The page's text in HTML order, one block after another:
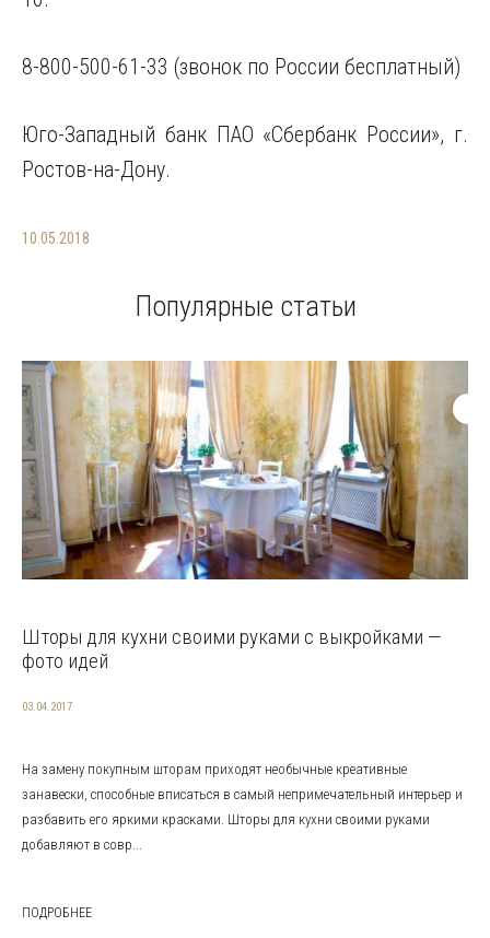
8-800-500-61-33 (звонок по России бесплатный)
Юго-Западный банк ПАО «Сбербанк России», г.
Ростов-на-Дону.
10.05.2018
Популярные статьи
Шторы для кухни своими руками с выкройками —
фото идей
03.04.2017
На замену покупным шторам приходят необычные креативные
занавески, способные вписаться в самый непримечательный интерьер и
разбавить его яркими красками. Шторы для кухни своими руками
добавляют в совр...
ПОДРОБНЕЕ